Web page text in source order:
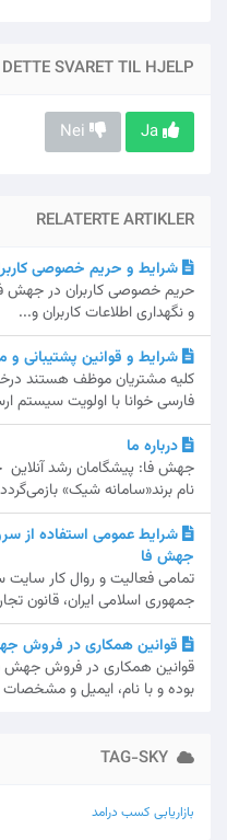
SVARET TIL HJELP?
RELATERTE ARTIKLER
شرایط و حریم خصوصی
و نگهداری اطلاعات کاربران و...
شرایط و قوانین پشتیبانی
کلیه مشتریان موظف هستند
فارسی خوانا با اولویت سیستم
درباره ما
نام برند«سامانه شیک»
شرایط عمومی استفاده از
جهش فا
تمامی فعالیت و روال کار
جمهوری اسلامی ایران، قانون
قوانین همکاری در فروش
قوانین همکاری در فروش جهش
بوده و با نام، ایمیل و
بازاریابی کسب درامد